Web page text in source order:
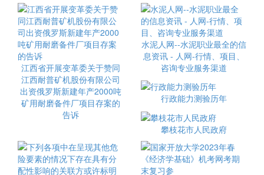
江西省开展变革委关于赞同
江西耐普矿机股份有限公司
出资俄罗斯新建年产2000吨
矿用耐磨备件厂项目存案的
告诉
水泥人网--水泥职业最全的信
息资讯 - 人网-行情、项目、
咨询专业服务渠道
行政能力测验历年
攀枝花市人民政府